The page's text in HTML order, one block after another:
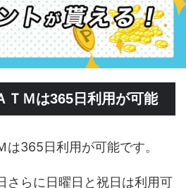
ＴＭは365日利用が可能
365日利用が可能です。
さらに日曜日と祝日は利用可